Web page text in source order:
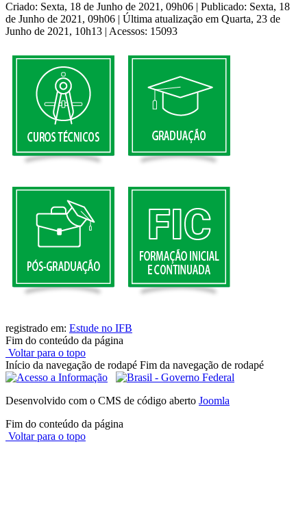
Criado: Sexta, 18 de Junho de 2021, 09h06 | Publicado: Sexta, 18
de Junho de 2021, 09h06 | Última atualização em Quarta, 23 de
Junho de 2021, 10h13 | Acessos: 15093
registrado em: Estude no IFB
Fim do conteúdo da página
Voltar para o topo
Início da navegação de rodapé Fim da navegação de rodapé
Desenvolvido com o CMS de código aberto Joomla
Fim do conteúdo da página
Voltar para o topo